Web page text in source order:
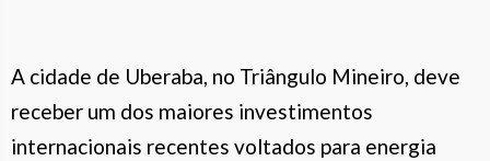
A cidade de Uberaba, no Triângulo Mineiro, deve
receber um dos maiores investimentos
internacionais recentes voltados para energia